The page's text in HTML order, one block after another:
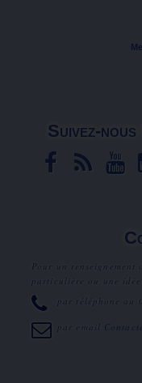
Suivez-nous
Pour un renseignement
particulière ou une idée
par téléphone au
par email